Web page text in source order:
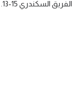
تقرير في الجول
الفريق السكندري 15-13.